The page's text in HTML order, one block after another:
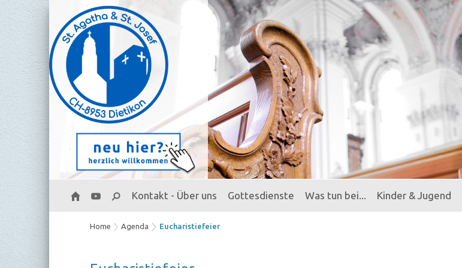
Kontakt - Über uns Gottesdienste Was tun bei... Kinder & Jugend
Home Agenda Eucharistiefeier